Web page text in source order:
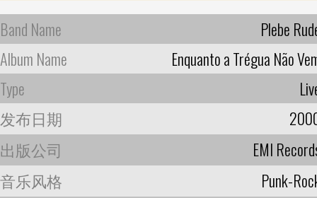
Band Name
Plebe
Album Name
Enquanto a Trégua Não
Type
发布日期
出版公司
EMI
音乐风格
Punk-